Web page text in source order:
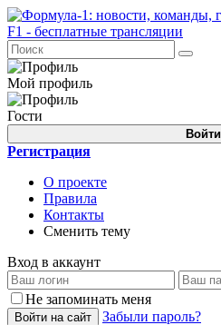
Мой профиль
Гости
Войти
Регистрация
О проекте
Правила
Контакты
Сменить тему
Вход в аккаунт
Не запоминать меня
Войти на сайт
Забыли пароль?